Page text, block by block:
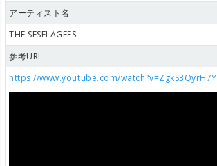
アーティスト名
THE SESELAGEES
参考URL
https://www.youtube.com/watch?v=ZgkS3QyrH7Y